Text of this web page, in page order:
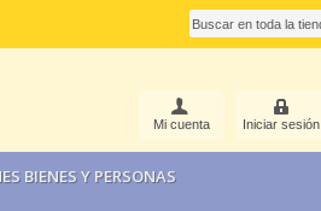
Mi cuenta Iniciar sesión
BIENES Y PERSONAS